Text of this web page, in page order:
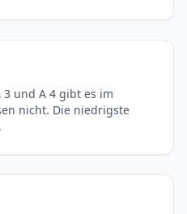
und A 4 gibt es im
nicht. Die niedrigste